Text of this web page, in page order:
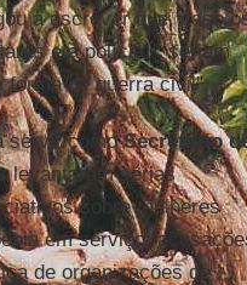
a escrever que, caso
e a polícia... seriam
forma de guerra civil”.
servir comoSecretário
levantaram sérias
sobre mulheres
em serviço;
de organizações de